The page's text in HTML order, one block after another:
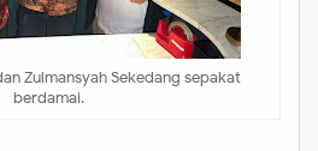
Zulmansyah Sekedang sepakat
berdamai.